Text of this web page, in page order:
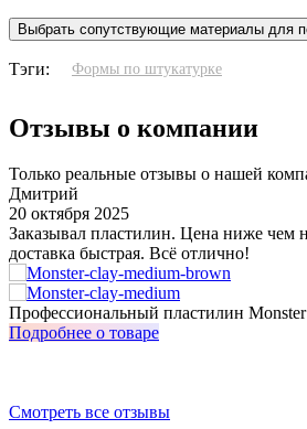
Выбрать сопутствующие материалы для
Тэги: Формы по штукатурке
Отзывы о компании
Только реальные отзывы о нашей
Дмитрий
20 октября 2025
Заказывал пластилин. Цена ниже чем
доставка быстрая. Всё отлично!
Профессиональный пластилин
Подробнее о товаре
Смотреть все отзывы